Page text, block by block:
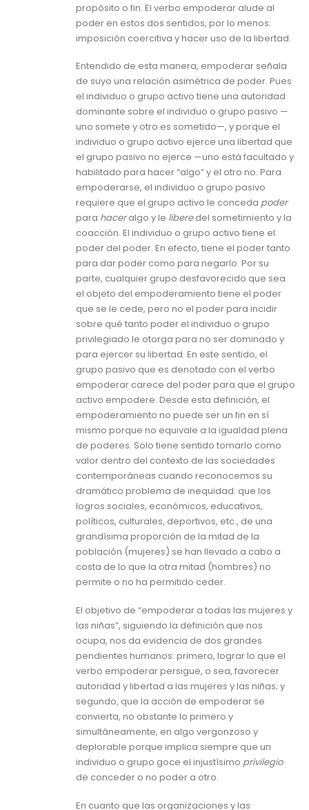
propósito o fin. El verbo empoderar alude al
poder en estos dos sentidos, por lo menos:
imposición coercitiva y hacer uso de la libertad.
Entendido de esta manera, empoderar señala
de suyo una relación asimétrica de poder. Pues
el individuo o grupo activo tiene una autoridad
dominante sobre el individuo o grupo pasivo —
uno somete y otro es sometido—, y porque el
individuo o grupo activo ejerce una libertad que
el grupo pasivo no ejerce —uno está facultado y
habilitado para hacer “algo” y el otro no. Para
empoderarse, el individuo o grupo pasivo
requiere que el grupo activo le conceda poder
para haceralgo y le liberedel sometimiento y la
coacción. El individuo o grupo activo tiene el
poder del poder. En efecto, tiene el poder tanto
para dar poder como para negarlo. Por su
parte, cualquier grupo desfavorecido que sea
el objeto del empoderamiento tiene el poder
que se le cede, pero no el poder para incidir
sobre qué tanto poder el individuo o grupo
privilegiado le otorga para no ser dominado y
para ejercer su libertad. En este sentido, el
grupo pasivo que es denotado con el verbo
empoderar carece del poder para que el grupo
activo empodere. Desde esta definición, el
empoderamiento no puede ser un fin en sí
mismo porque no equivale a la igualdad plena
de poderes. Solo tiene sentido tomarlo como
valor dentro del contexto de las sociedades
contemporáneas cuando reconocemos su
dramático problema de inequidad: que los
logros sociales, económicos, educativos,
políticos, culturales, deportivos, etc., de una
grandísima proporción de la mitad de la
población (mujeres) se han llevado a cabo a
costa de lo que la otra mitad (hombres) no
permite o no ha permitido ceder.
El objetivo de “empoderar a todas las mujeres y
las niñas”, siguiendo la definición que nos
ocupa, nos da evidencia de dos grandes
pendientes humanos: primero, lograr lo que el
verbo empoderar persigue, o sea, favorecer
autoridad y libertad a las mujeres y las niñas; y
segundo, que la acción de empoderar se
convierta, no obstante lo primero y
simultáneamente, en algo vergonzoso y
deplorable porque implica siempre que un
individuo o grupo goce el injustísimo privilegio
de conceder o no poder a otro.
En cuanto que las organizaciones y las